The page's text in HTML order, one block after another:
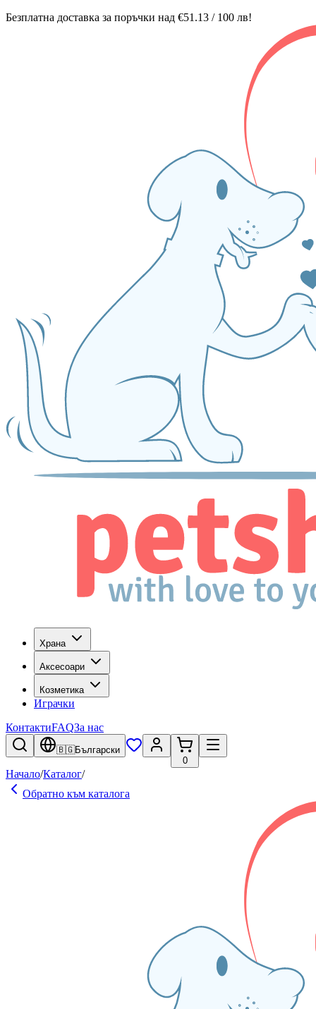
Безплатна доставка за поръчки над €51.13 / 100 лв!
Храна
Аксесоари
Козметика
Играчки
КонтактиFAQЗа нас
🇧🇬Български
0
Начало/Каталог/
Обратно към каталога